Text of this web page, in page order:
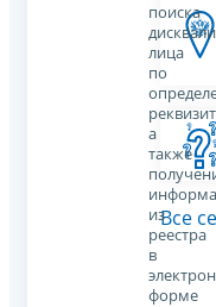
поиска
лица
по
а
также
из
реестра
в
форме
Все